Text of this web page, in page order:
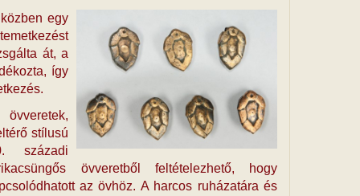
egy
át, a
így
stílusú
századi
övveretből feltételezhető, hogy
az övhöz. A harcos ruházatára és